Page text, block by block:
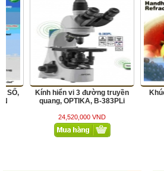
3 đường truyền
B-383PLi
Khúc xạ kế cầm tay đo độ
đường, REF113
1,590,000 VND